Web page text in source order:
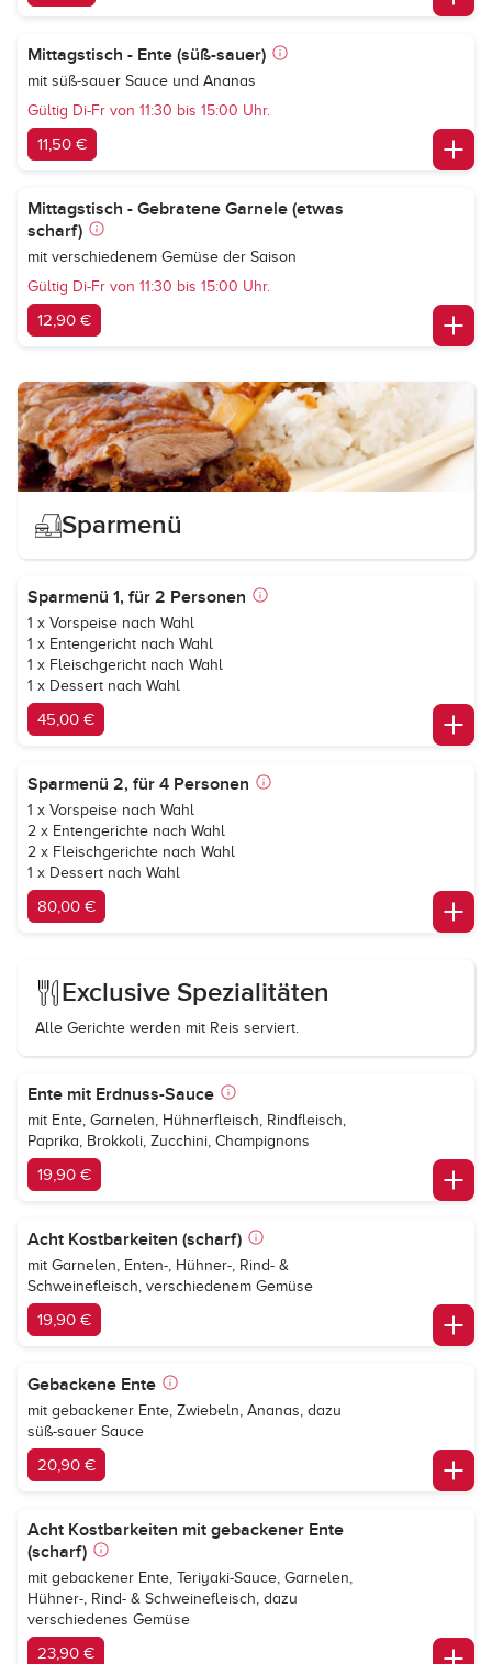
Mittagstisch - Ente (süß-sauer)
mit süß-sauer Sauce und Ananas
Gültig Di-Fr von 11:30 bis 15:00 Uhr.
11,50 €
Mittagstisch - Gebratene Garnele (etwas
scharf)
mit verschiedenem Gemüse der Saison
Gültig Di-Fr von 11:30 bis 15:00 Uhr.
12,90 €
Sparmenü
Sparmenü 1, für 2 Personen
1 x Vorspeise nach Wahl
1 x Entengericht nach Wahl
1 x Fleischgericht nach Wahl
1 x Dessert nach Wahl
45,00 €
Sparmenü 2, für 4 Personen
1 x Vorspeise nach Wahl
2 x Entengerichte nach Wahl
2 x Fleischgerichte nach Wahl
1 x Dessert nach Wahl
80,00 €
Exclusive Spezialitäten
Alle Gerichte werden mit Reis serviert.
Ente mit Erdnuss-Sauce
mit Ente, Garnelen, Hühnerfleisch, Rindfleisch,
Paprika, Brokkoli, Zucchini, Champignons
19,90 €
Acht Kostbarkeiten (scharf)
mit Garnelen, Enten-, Hühner-, Rind- &
Schweinefleisch, verschiedenem Gemüse
19,90 €
Gebackene Ente
mit gebackener Ente, Zwiebeln, Ananas, dazu
süß-sauer Sauce
20,90 €
Acht Kostbarkeiten mit gebackener Ente
(scharf)
mit gebackener Ente, Teriyaki-Sauce, Garnelen,
Hühner-, Rind- & Schweinefleisch, dazu
verschiedenes Gemüse
23,90 €